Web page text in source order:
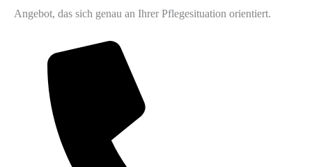
Angebot, das sich genau an Ihrer Pflegesituation orientiert.